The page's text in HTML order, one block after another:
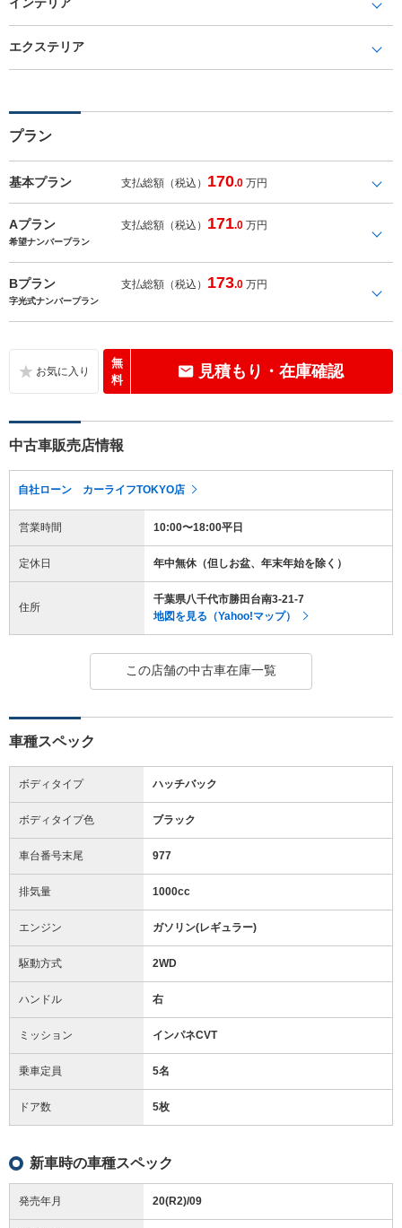
エクステリア
プラン
基本プラン 支払総額（税込） 170.0 万円
Aプラン 支払総額（税込） 171.0 万円
希望ナンバープラン
Bプラン 支払総額（税込） 173.0 万円
字光式ナンバープラン
無
料
見積もり・在庫確認
中古車販売店情報
自社ローン カーライフTOKYO店
営業時間 10:00〜18:00平日
定休日 年中無休（但しお盆、年末年始を除く）
住所
千葉県八千代市勝田台南3-21-7
地図を見る（Yahoo!マップ）
この店舗の中古車在庫一覧
車種スペック
ボディタイプ ハッチバック
ボディタイプ色 ブラック
車台番号末尾 977
排気量 1000cc
エンジン ガソリン(レギュラー)
駆動方式 2WD
ハンドル 右
ミッション インパネCVT
乗車定員 5名
ドア数 5枚
新車時の車種スペック
発売年月 20(R2)/09